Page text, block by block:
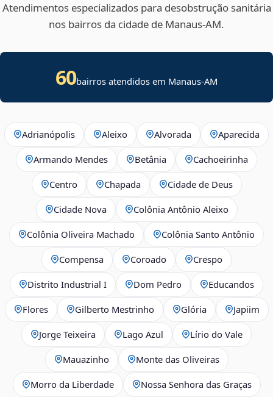
Atendimentos especializados para desobstrução sanitária
nos bairros da cidade de Manaus‑AM.
60bairros atendidos em Manaus-AM
Adrianópolis Aleixo Alvorada Aparecida
Armando Mendes Betânia Cachoeirinha
Centro Chapada Cidade de Deus
Cidade Nova Colônia Antônio Aleixo
Colônia Oliveira Machado Colônia Santo Antônio
Compensa Coroado Crespo
Distrito Industrial I Dom Pedro Educandos
Flores Gilberto Mestrinho Glória Japiim
Jorge Teixeira Lago Azul Lírio do Vale
Mauazinho Monte das Oliveiras
Morro da Liberdade Nossa Senhora das Graças